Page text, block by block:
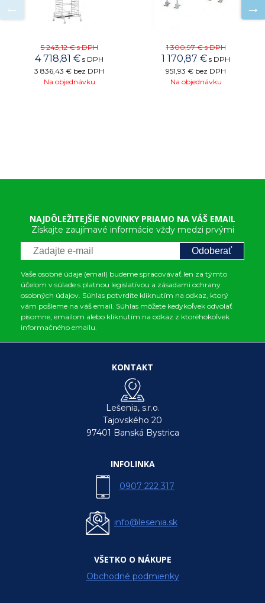
5 243,12 €s DPH
4 718,81 € s DPH
3 836,43 € bez DPH
Na objednávku
1 300,97 €s DPH
1 170,87 € s DPH
951,93 € bez DPH
Na objednávku
NAJDÔLEŽITEJŠIE NOVINKY PRIAMO NA VÁŠ EMAIL
Získajte zaujímavé informácie vždy medzi prvými
Odoberať
Vaše osobné údaje (email) budeme spracovávať len za týmto
účelom v súlade s platnou legislatívou a zásadami ochrany
osobných údajov. Súhlas potvrdíte kliknutím na odkaz, ktorý
vám pošleme na váš email. Súhlas môžete kedykoľvek odvolať
písomne, emailom alebo kliknutím na odkaz z ktoréhokoľvek
informačného emailu.
KONTAKT
Lešenia, s.r.o.
Tajovského 20
97401 Banská Bystrica
INFOLINKA
0907 222 317
info@lesenia.sk
VŠETKO O NÁKUPE
Obchodné podmienky